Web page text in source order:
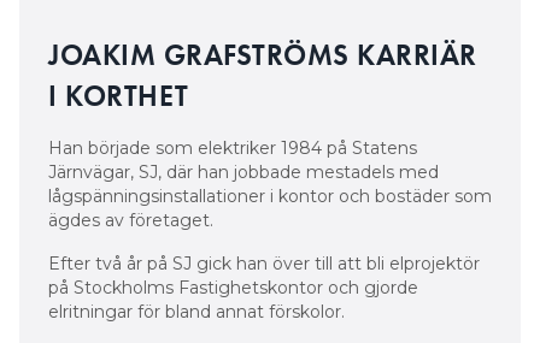
JOAKIM GRAFSTRÖMS KARRIÄR
I KORTHET
Han började som elektriker 1984 på Statens
Järnvägar, SJ, där han jobbade mestadels med
lågspänningsinstallationer i kontor och bostäder som
ägdes av företaget.
Efter två år på SJ gick han över till att bli elprojektör
på Stockholms Fastighetskontor och gjorde
elritningar för bland annat förskolor.